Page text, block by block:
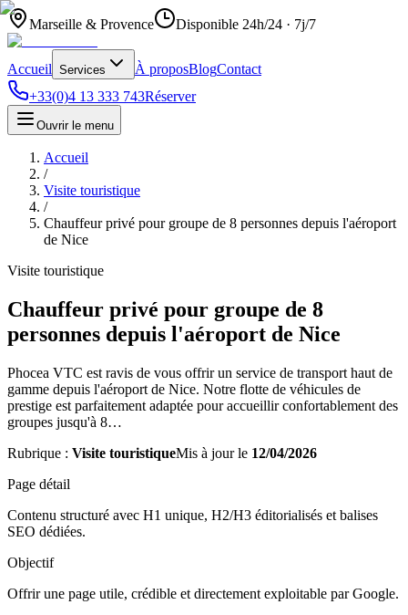
Marseille & Provence Disponible 24h/24 · 7j/7
Accueil Services À proposBlogContact
+33(0)4 13 333 743Réserver
Ouvrir le menu
Accueil
/
Visite touristique
/
Chauffeur privé pour groupe de 8 personnes depuis l'aéroport
de Nice
Visite touristique
Chauffeur privé pour groupe de 8
personnes depuis l'aéroport de Nice
Phocea VTC est ravis de vous offrir un service de transport haut de
gamme depuis l'aéroport de Nice. Notre flotte de véhicules de
prestige est parfaitement adaptée pour accueillir confortablement des
groupes jusqu'à 8…
Rubrique : Visite touristiqueMis à jour le 12/04/2026
Page détail
Contenu structuré avec H1 unique, H2/H3 éditorialisés et balises
SEO dédiées.
Objectif
Offrir une page utile, crédible et directement exploitable par Google.